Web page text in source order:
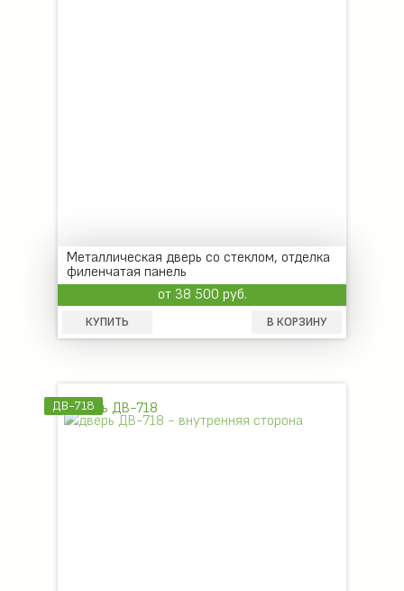
Металлическая дверь со стеклом, отделка
филенчатая панель
от 38 500 руб.
КУПИТЬ В КОРЗИНУ
ДВ-718